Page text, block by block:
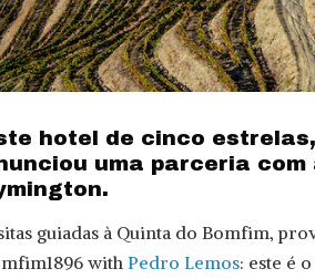
hotel de cinco
uma parceria
guiadas à Quinta do Bomfim,
with Pedro Lemos: este é